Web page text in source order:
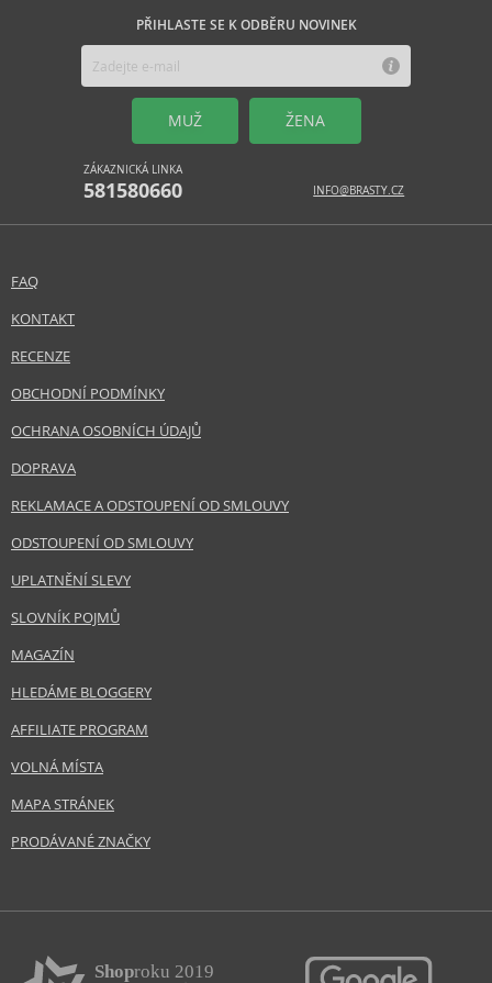
PŘIHLASTE SE K ODBĚRU NOVINEK
MUŽ ŽENA
ZÁKAZNICKÁ LINKA
581580660 INFO@BRASTY.CZ
FAQ
KONTAKT
RECENZE
OBCHODNÍ PODMÍNKY
OCHRANA OSOBNÍCH ÚDAJŮ
DOPRAVA
REKLAMACE A ODSTOUPENÍ OD SMLOUVY
ODSTOUPENÍ OD SMLOUVY
UPLATNĚNÍ SLEVY
SLOVNÍK POJMŮ
MAGAZÍN
HLEDÁME BLOGGERY
AFFILIATE PROGRAM
VOLNÁ MÍSTA
MAPA STRÁNEK
PRODÁVANÉ ZNAČKY